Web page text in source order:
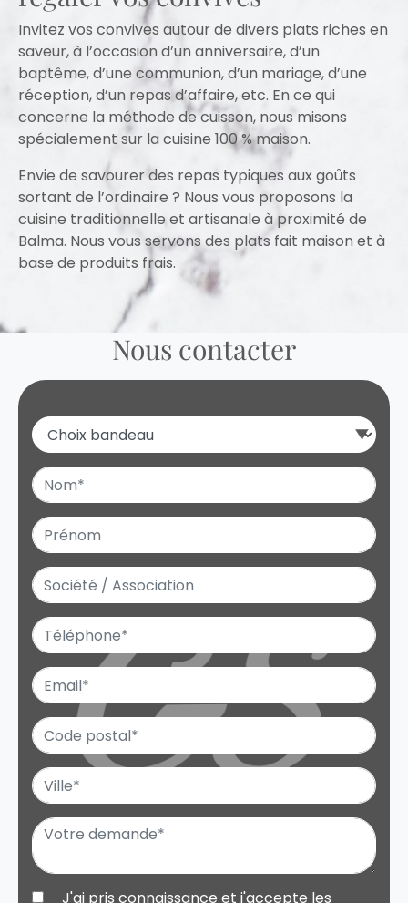
Invitez vos convives autour de divers plats riches en
saveur, à l’occasion d’un anniversaire, d’un
baptême, d’une communion, d’un mariage, d’une
réception, d’un repas d’affaire, etc. En ce qui
concerne la méthode de cuisson, nous misons
spécialement sur la cuisine 100 % maison.
Envie de savourer des repas typiques aux goûts
sortant de l’ordinaire ? Nous vous proposons la
cuisine traditionnelle et artisanale à proximité de
Balma. Nous vous servons des plats fait maison et à
base de produits frais.
Nous contacter
J'ai pris connaissance et j'accepte les